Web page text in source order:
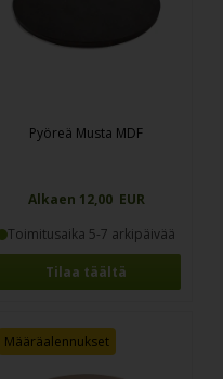
Pyöreä Musta MDF
Alkaen 12,00 EUR
Toimitusaika 5-7 arkipäivää
Tilaa täältä
Määräalennukset